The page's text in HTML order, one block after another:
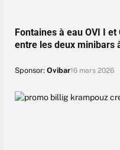
Fontaines à eau OVI I
entre les deux minibars
Sponsor: Ovibar16 mars 2026